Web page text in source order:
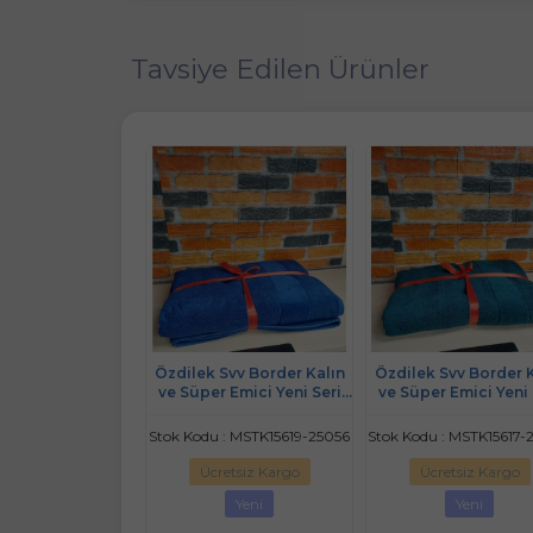
Tavsiye Edilen Ürünler
Özdilek Svv Border Kalın
ve Süper Emici Yeni Seri
Dark Teal (Koyu Turkuaz)
Stok Kodu : MSTK15617-25048
Ücretsiz Kargo
Yeni
Özdilek Svv Border
Boy Banyo
Lilası)
Stok Kodu :
24285
Ücretsiz Kargo
Yeni